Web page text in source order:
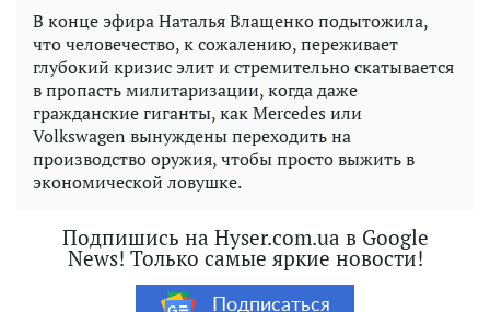
В конце эфира Наталья Влащенко подытожила,
что человечество, к сожалению, переживает
глубокий кризис элит и стремительно скатывается
в пропасть милитаризации, когда даже
гражданские гиганты, как Mercedes или
Volkswagen вынуждены переходить на
производство оружия, чтобы просто выжить в
экономической ловушке.
Подпишись на Hyser.com.ua в Google
News! Только самые яркие новости!
Подписаться